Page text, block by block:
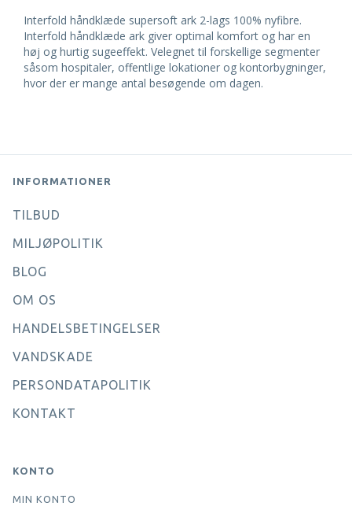
Interfold håndklæde supersoft ark 2-lags 100% nyfibre.
Interfold håndklæde ark giver optimal komfort og har en
høj og hurtig sugeeffekt. Velegnet til forskellige segmenter
såsom hospitaler, offentlige lokationer og kontorbygninger,
hvor der er mange antal besøgende om dagen.
INFORMATIONER
TILBUD
MILJØPOLITIK
BLOG
OM OS
HANDELSBETINGELSER
VANDSKADE
PERSONDATAPOLITIK
KONTAKT
KONTO
MIN KONTO